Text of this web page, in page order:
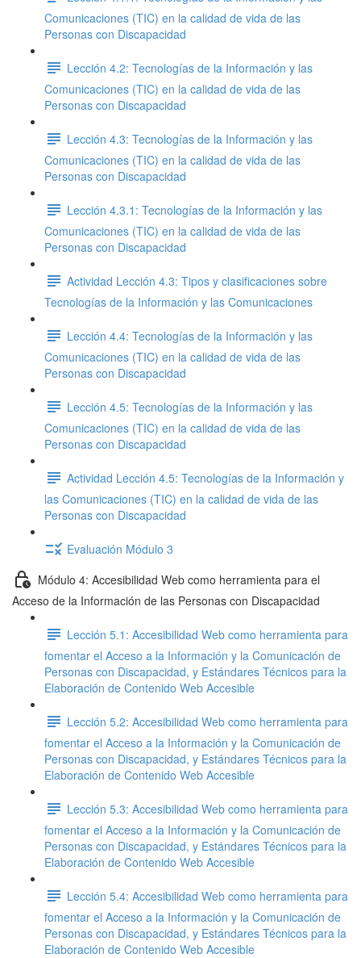
Comunicaciones (TIC) en la calidad de vida de las
Personas con Discapacidad
Lección 4.2: Tecnologías de la Información y las
Comunicaciones (TIC) en la calidad de vida de las
Personas con Discapacidad
Lección 4.3: Tecnologías de la Información y las
Comunicaciones (TIC) en la calidad de vida de las
Personas con Discapacidad
Lección 4.3.1: Tecnologías de la Información y las
Comunicaciones (TIC) en la calidad de vida de las
Personas con Discapacidad
Actividad Lección 4.3: Tipos y clasificaciones sobre
Tecnologías de la Información y las Comunicaciones
Lección 4.4: Tecnologías de la Información y las
Comunicaciones (TIC) en la calidad de vida de las
Personas con Discapacidad
Lección 4.5: Tecnologías de la Información y las
Comunicaciones (TIC) en la calidad de vida de las
Personas con Discapacidad
Actividad Lección 4.5: Tecnologías de la Información y
las Comunicaciones (TIC) en la calidad de vida de las
Personas con Discapacidad
Evaluación Módulo 3
Módulo 4: Accesibilidad Web como herramienta para el
Acceso de la Información de las Personas con Discapacidad
Lección 5.1: Accesibilidad Web como herramienta para
fomentar el Acceso a la Información y la Comunicación de
Personas con Discapacidad, y Estándares Técnicos para la
Elaboración de Contenido Web Accesible
Lección 5.2: Accesibilidad Web como herramienta para
fomentar el Acceso a la Información y la Comunicación de
Personas con Discapacidad, y Estándares Técnicos para la
Elaboración de Contenido Web Accesible
Lección 5.3: Accesibilidad Web como herramienta para
fomentar el Acceso a la Información y la Comunicación de
Personas con Discapacidad, y Estándares Técnicos para la
Elaboración de Contenido Web Accesible
Lección 5.4: Accesibilidad Web como herramienta para
fomentar el Acceso a la Información y la Comunicación de
Personas con Discapacidad, y Estándares Técnicos para la
Elaboración de Contenido Web Accesible